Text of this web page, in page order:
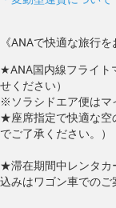
《ANAで快適な旅行を
★ANA国内線フライト
せください）
※ソラシドエア便はマ
★座席指定で快適な空
でご了承ください。）
★滞在期間中レンタカ
込みはワゴン車でのご